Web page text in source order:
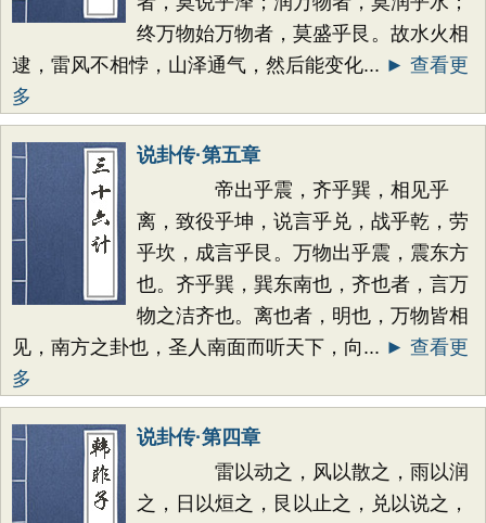
终万物始万物者，莫盛乎艮。故水火相
逮，雷风不相悖，山泽通气，然后能变化... ► 查看更
多
说卦传·第五章
帝出乎震，齐乎巽，相见乎
离，致役乎坤，说言乎兑，战乎乾，劳
乎坎，成言乎艮。万物出乎震，震东方
也。齐乎巽，巽东南也，齐也者，言万
物之洁齐也。离也者，明也，万物皆相
见，南方之卦也，圣人南面而听天下，向... ► 查看更
多
说卦传·第四章
雷以动之，风以散之，雨以润
之，日以烜之，艮以止之，兑以说之，